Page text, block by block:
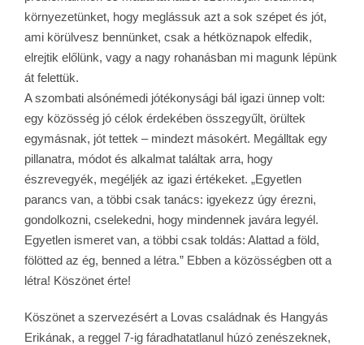
környezetünket, hogy meglássuk azt a sok szépet és jót,
ami körülvesz bennünket, csak a hétköznapok elfedik,
elrejtik előlünk, vagy a nagy rohanásban mi magunk lépünk
át felettük.
A szombati alsónémedi jótékonysági bál igazi ünnep volt:
egy közösség jó célok érdekében összegyűlt, örültek
egymásnak, jót tettek – mindezt másokért. Megálltak egy
pillanatra, módot és alkalmat találtak arra, hogy
észrevegyék, megéljék az igazi értékeket. „Egyetlen
parancs van, a többi csak tanács: igyekezz úgy érezni,
gondolkozni, cselekedni, hogy mindennek javára legyél.
Egyetlen ismeret van, a többi csak toldás: Alattad a föld,
fölötted az ég, benned a létra.” Ebben a közösségben ott a
létra! Köszönet érte!
Köszönet a szervezésért a Lovas családnak és Hangyás
Erikának, a reggel 7-ig fáradhatatlanul húzó zenészeknek,